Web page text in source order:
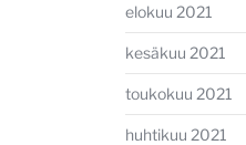
elokuu 2021
kesäkuu 2021
toukokuu 2021
huhtikuu 2021